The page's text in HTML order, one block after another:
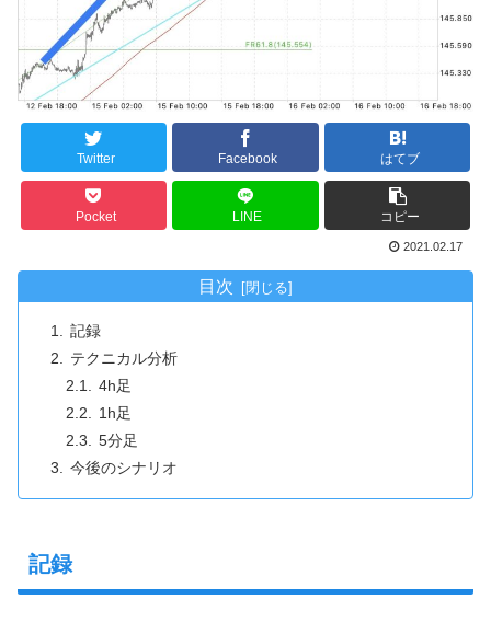
Twitter Facebook はてブ
Pocket LINE コピー
2021.02.17
目次
記録
テクニカル分析
4h足
1h足
5分足
今後のシナリオ
記録